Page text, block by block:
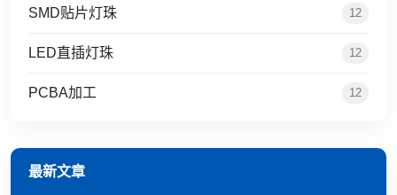
SMD贴片灯珠 12
LED直插灯珠 12
PCBA加工 12
最新文章